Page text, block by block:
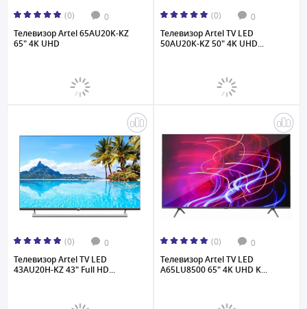
(0) 0
Телевизор Artel 65AU20K-KZ
65" 4K UHD
(0) 0
Телевизор Artel TV LED
50AU20K-KZ 50" 4K UHD...
(0) 0
Телевизор Artel TV LED
43AU20H-KZ 43" Full HD...
(0) 0
Телевизор Artel TV LED
A65LU8500 65" 4K UHD K...